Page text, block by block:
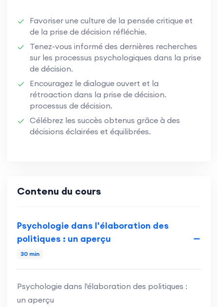
Favoriser une culture de la pensée critique et
de la prise de décision réfléchie.
Tenez-vous informé des dernières recherches
sur les processus psychologiques dans la prise
de décision.
Encouragez le dialogue ouvert et la
rétroaction dans la prise de décision.
processus de décision.
Célébrez les succès obtenus grâce à des
décisions éclairées et équilibrées.
Contenu du cours
Psychologie dans l'élaboration des
politiques : un aperçu
30 min
Psychologie dans l'élaboration des politiques :
un aperçu